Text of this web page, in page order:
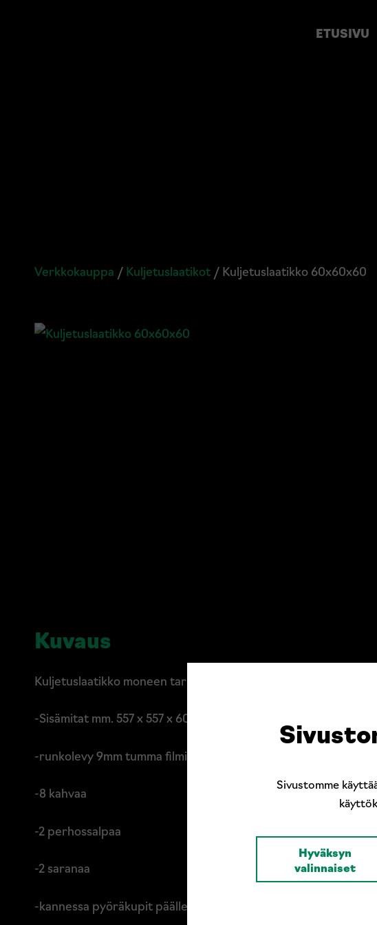
ETUSIVU
Verkkokauppa / Kuljetuslaatikot / Kuljetuslaatikko 60x60x60
Kuvaus
Kuljetuslaatikko moneen tarkoitukseen. Valmistetaan
-Sisämitat mm. 557 x 557 x 600 (pituus x leveys x korkeus)
-runkolevy 9mm tumma filmivaneri
-8 kahvaa
-2 perhossalpaa
-2 saranaa
-kannessa pyöräkupit päällelastausta varten
Sivustomme
Hyväksyn
valinnaiset